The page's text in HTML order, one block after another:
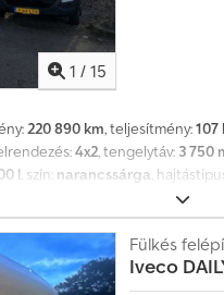
1 / 15
220 890 km, teljesítmény:107
4x2, tengelytáv: 3 750
l, szín: narancssárga,
,
ABS, elektromos ablakemelő,
koromszűrő,
- 12 voltos csatlakozó -
- Távirányítós központi zár
Fülkés
Iveco